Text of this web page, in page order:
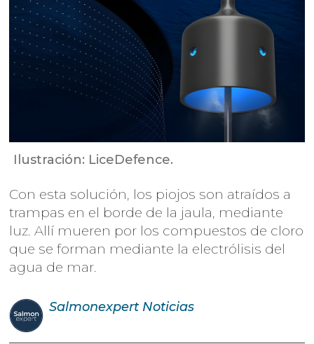
Ilustración: LiceDefence.
Con esta solución, los piojos son atraídos a
trampas en el borde de la jaula, mediante
luz. Allí mueren por los compuestos de cloro
que se forman mediante la electrólisis del
agua de mar.
Salmonexpert Noticias